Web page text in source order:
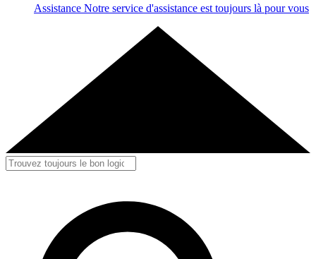
Assistance Notre service d'assistance est toujours là pour vous